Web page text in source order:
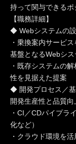
持って関与できるポ
【職務詳細】
◆ Webシステムの
・乗換案内サービ
基盤となるWebシ
・既存システムの
性を見据えた提案
◆ 開発プロセス／
開発生産性と品質
・CI／CDパイプラ
化など）
・クラウド環境を